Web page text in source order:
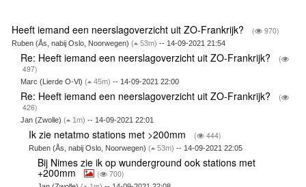
Heeft iemand een neerslagoverzicht uit ZO-Frankrijk? ( 970)
Ruben (Ås, nabij Oslo, Noorwegen) ( 53m) -- 14-09-2021 21:54
Re: Heeft iemand een neerslagoverzicht uit ZO-Frankrijk?
(
497)
Marc (Lierde O-Vl) ( 45m) -- 14-09-2021 22:00
Re: Heeft iemand een neerslagoverzicht uit ZO-Frankrijk?
(
426)
Jan (Zwolle) ( 1m) -- 14-09-2021 22:01
Ik zie netatmo stations met >200mm ( 444)
Ruben (Ås, nabij Oslo, Noorwegen)( 53m) -- 14-09-2021 22:05
Bij Nimes zie ik op wunderground ook stations met
+200mm ( 700)